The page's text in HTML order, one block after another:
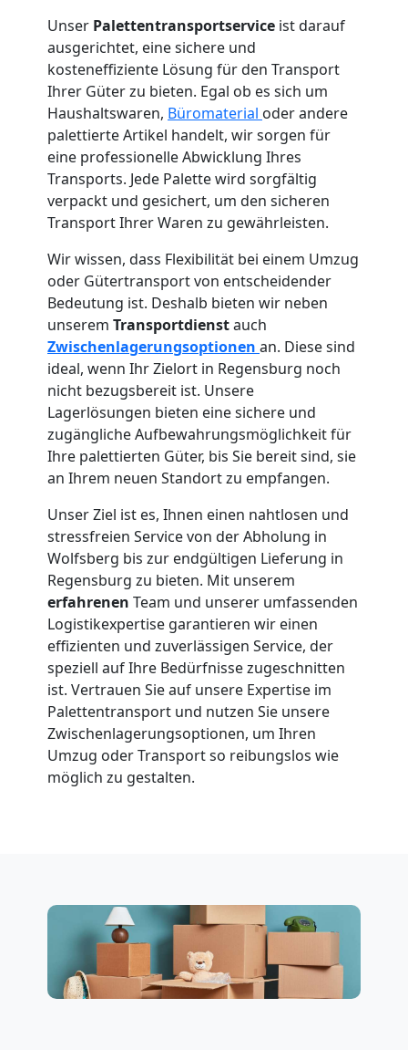
Unser Palettentransportservice ist darauf
ausgerichtet, eine sichere und
kosteneffiziente Lösung für den Transport
Ihrer Güter zu bieten. Egal ob es sich um
Haushaltswaren, Büromaterial oder andere
palettierte Artikel handelt, wir sorgen für
eine professionelle Abwicklung Ihres
Transports. Jede Palette wird sorgfältig
verpackt und gesichert, um den sicheren
Transport Ihrer Waren zu gewährleisten.
Wir wissen, dass Flexibilität bei einem Umzug
oder Gütertransport von entscheidender
Bedeutung ist. Deshalb bieten wir neben
unserem Transportdienstauch
Zwischenlagerungsoptionen an. Diese sind
ideal, wenn Ihr Zielort in Regensburg noch
nicht bezugsbereit ist. Unsere
Lagerlösungen bieten eine sichere und
zugängliche Aufbewahrungsmöglichkeit für
Ihre palettierten Güter, bis Sie bereit sind, sie
an Ihrem neuen Standort zu empfangen.
Unser Ziel ist es, Ihnen einen nahtlosen und
stressfreien Service von der Abholung in
Wolfsberg bis zur endgültigen Lieferung in
Regensburg zu bieten. Mit unserem
erfahrenen Team und unserer umfassenden
Logistikexpertise garantieren wir einen
effizienten und zuverlässigen Service, der
speziell auf Ihre Bedürfnisse zugeschnitten
ist. Vertrauen Sie auf unsere Expertise im
Palettentransport und nutzen Sie unsere
Zwischenlagerungsoptionen, um Ihren
Umzug oder Transport so reibungslos wie
möglich zu gestalten.